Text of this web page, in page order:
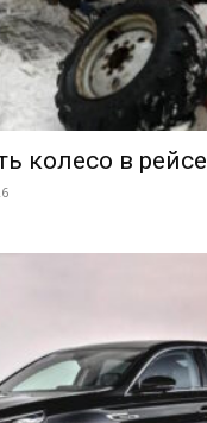
колесо в рейсе